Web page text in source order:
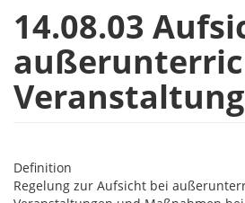
14.08.03
Definition
Regelung zur Aufsicht bei